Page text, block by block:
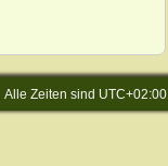
Alle Zeiten sind UTC+02:00